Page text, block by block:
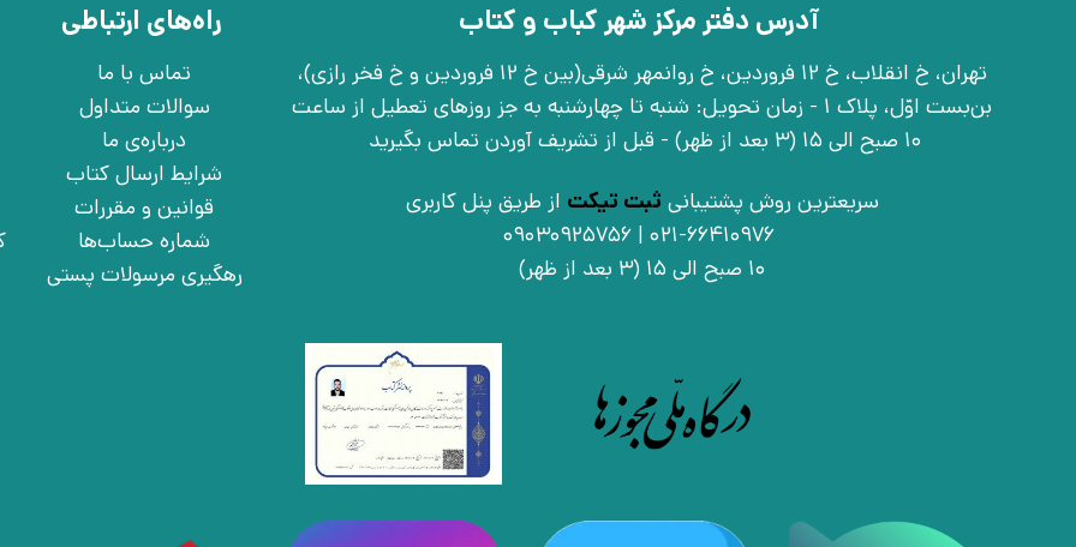
آدرس دفتر مرکز شهر کباب و کتاب
تهران، خ انقلاب، خ 12 فروردین، خ روانمهر شرقی(بین خ 12 فروردین و خ فخر رازی)،
بن‌بست اوّل، پلاک 1 - زمان تحویل: شنبه تا چهارشنبه به جز روزهای تعطیل از ساعت
10 صبح الی 15 (3 بعد از ظهر) - قبل از تشریف آوردن تماس بگیرید
سریعترین روش پشتیبانی ثبت تیکت از طریق پنل کاربری
10 صبح الی 15 (3 بعد از ظهر)
راه‌های ارتباطی
تماس با ما
سوالات متداول
درباره‌ی ما
شرایط ارسال کتاب
قوانین و مقررات
شماره حساب‌ها
رهگیری مرسولات پستی